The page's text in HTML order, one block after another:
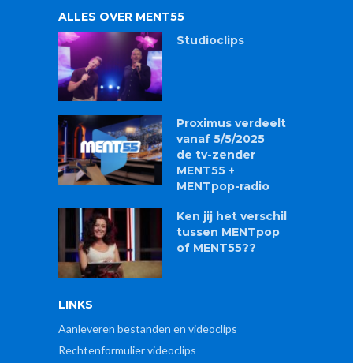
ALLES OVER MENT55
Studioclips
Proximus verdeelt
vanaf 5/5/2025
de tv-zender
MENT55 +
MENTpop-radio
Ken jij het verschil
tussen MENTpop
of MENT55??
LINKS
Aanleveren bestanden en videoclips
Rechtenformulier videoclips